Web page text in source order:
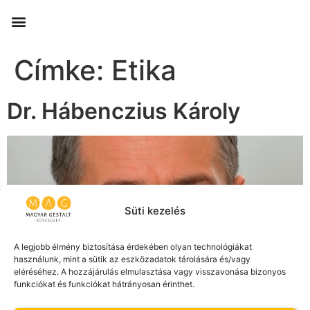
Süti kezelés
A legjobb élmény biztosítása érdekében olyan technológiákat
használunk, mint a sütik az eszközadatok tárolására és/vagy
eléréséhez. A hozzájárulás elmulasztása vagy visszavonása bizonyos
funkciókat és funkciókat hátrányosan érinthet.
Címke: Etika
Dr. Hábenczius Károly